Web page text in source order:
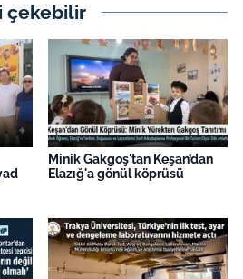
çekebilir
Minik Gakgoş'tan Keşan’dan
Elazığ'a gönül köprüsü